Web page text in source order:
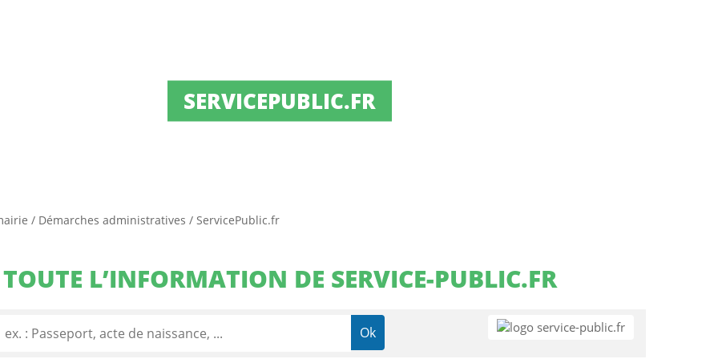
SERVICEPUBLIC.FR
/ Démarches administratives / ServicePublic.fr
TOUTE L’INFORMATION DE SERVICE-PUBLIC.FR